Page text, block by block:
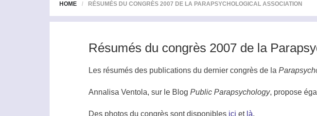
HOME RÉSUMÉS DU CONGRÈS 2007 DE LA PARAPSYCHOLOGICAL ASSOCIATION
Résumés du congrès 2007 de la
Les résumés des publications du dernier congrès de la
Annalisa Ventola, sur le Blog Public Parapsychology, propose
Des photos du congrès sont disponibles ici et là.